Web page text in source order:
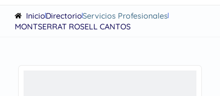
InicioDirectorioServicios Profesionales
MONTSERRAT ROSELL CANTOS